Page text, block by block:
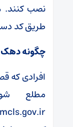
نصب کنند.
طریق کد دستوری
چگونه دهک
افرادی که
مطلع